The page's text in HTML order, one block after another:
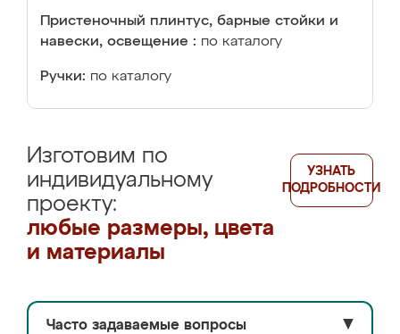
Пристеночный плинтус, барные стойки и
навески, освещение : по каталогу
Ручки: по каталогу
Изготовим по
индивидуальному
проекту:
любые размеры, цвета
и материалы
УЗНАТЬ
ПОДРОБНОСТИ
Часто задаваемые вопросы ▼